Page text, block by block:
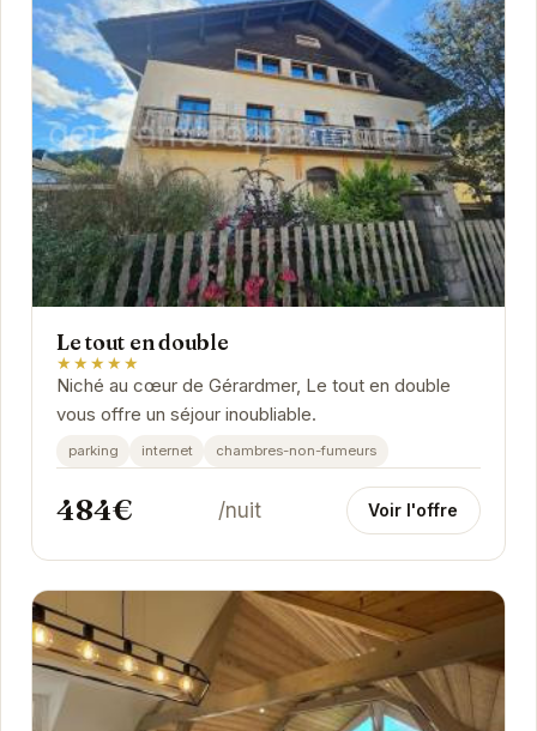
Le tout en double
★★★★★
Niché au cœur de Gérardmer, Le tout en double
vous offre un séjour inoubliable.
parking internet chambres-non-fumeurs
484€ /nuit Voir l'offre